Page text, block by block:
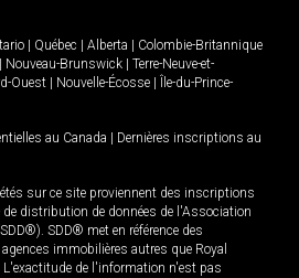
Québec Alberta
Colombie-Britannique
Nouveau-Brunswick
Terre-Neuve-et-
Ouest Nouvelle-Écosse
Île-du-Prince-
au Canada
Dernières inscriptions au
sur ce site proviennent des inscriptions
de distribution de données de l'Association
SDD® met en référence des
immobilières autres que Royal
de l'information n'est pas